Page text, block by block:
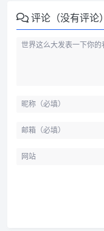
评论（没有评论）